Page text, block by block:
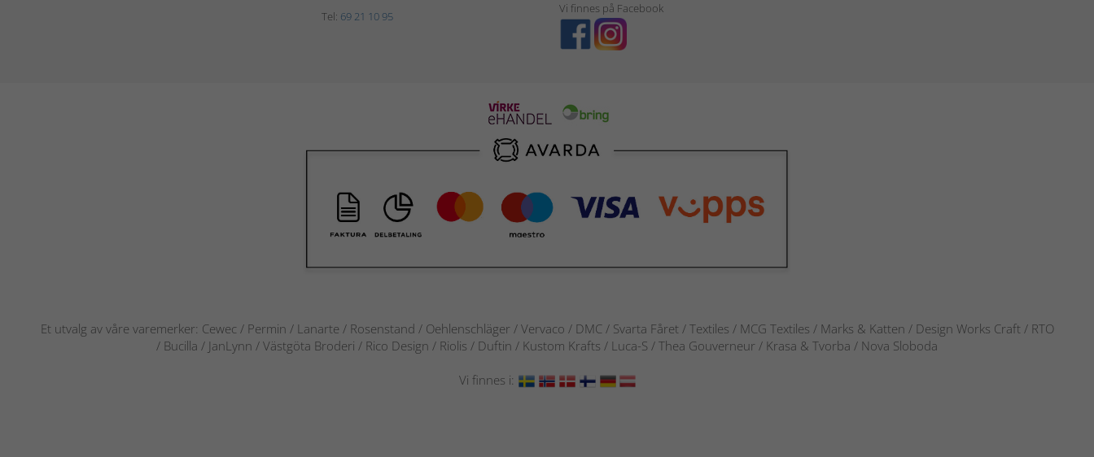
Tel: 69 21 10 95
Vi finnes på Facebook
Et utvalg av våre varemerker: Cewec / Permin / Lanarte / Rosenstand / Oehlenschläger / Vervaco / DMC / Svarta Fåret / Textiles / MCG Textiles / Marks & Katten / Design Works Craft / RTO
/ Bucilla / JanLynn / Västgöta Broderi / Rico Design / Riolis / Duftin / Kustom Krafts / Luca-S / Thea Gouverneur / Krasa & Tvorba / Nova Sloboda
Vi finnes i: